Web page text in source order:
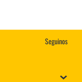
Seguinos